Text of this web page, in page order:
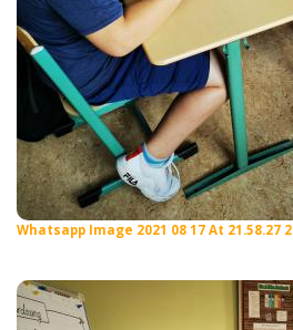
Whatsapp Image 2021 08 17 At 21.58.27 2